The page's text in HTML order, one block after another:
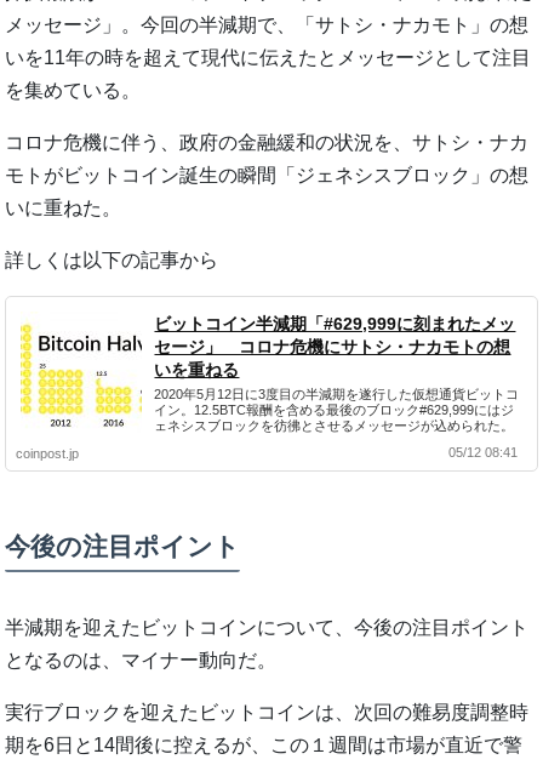
メッセージ」。今回の半減期で、「サトシ・ナカモト」の想
いを11年の時を超えて現代に伝えたとメッセージとして注目
を集めている。
コロナ危機に伴う、政府の金融緩和の状況を、サトシ・ナカ
モトがビットコイン誕生の瞬間「ジェネシスブロック」の想
いに重ねた。
詳しくは以下の記事から
ビットコイン半減期「#629,999に刻まれたメッ
セージ」 コロナ危機にサトシ・ナカモトの想
いを重ねる
2020年5月12日に3度目の半減期を遂行した仮想通貨ビットコ
イン。12.5BTC報酬を含める最後のブロック#629,999にはジ
ェネシスブロックを彷彿とさせるメッセージが込められた。
coinpost.jp
05/12 08:41
今後の注目ポイント
半減期を迎えたビットコインについて、今後の注目ポイント
となるのは、マイナー動向だ。
実行ブロックを迎えたビットコインは、次回の難易度調整時
期を6日と14間後に控えるが、この１週間は市場が直近で警